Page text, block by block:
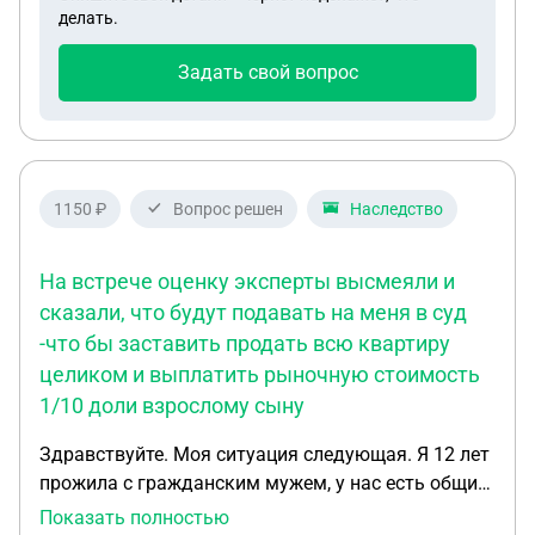
В целях мирного и законного решения вопроса о
реальном разделе нашего общего имущества, я в
принципе согласна с данным предложением. Для
того чтобы раздел был технически возможным,
частности, ключевым и необходимым
возведение капитальной стены на чердачном
помещении мансардной крыши, которая будет
отделять Вашу долю от моей. Данная стена
должна быть построена с соблюдением
следующих обязательных требований: Стена
должна быть капитальной, то есть обеспечивать
помещений. Конструкция стены и применяемые
материалы должны соответствовать
противопожарным нормам, обеспечивая
делать.
Задать свой вопрос
1150 ₽ Вопрос решен Наследство
На встрече оценку эксперты высмеяли и
сказали, что будут подавать на меня в суд
-что бы заставить продать всю квартиру
целиком и выплатить рыночную стоимость
1/10 доли взрослому сыну
Здравствуйте. Моя ситуация следующая. Я 12 лет
прожила с гражданским мужем, у нас есть общий
ребенок. Муж скоропостижно скончался. Оставил
Показать полностью